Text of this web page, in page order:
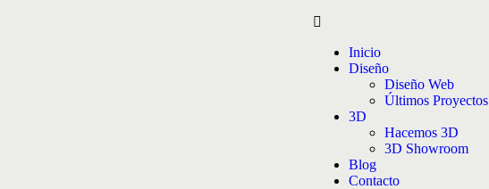
Inicio
Diseño
Diseño Web
Últimos Proyectos
3D
Hacemos 3D
3D Showroom
Blog
Contacto